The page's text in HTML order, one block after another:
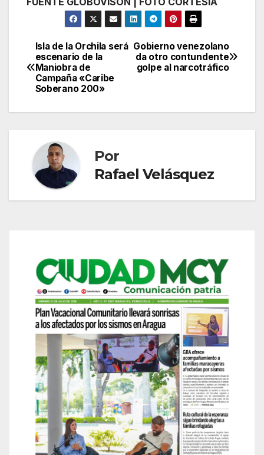
Navegación
de
Gobierno venezolano
da otro contundente
golpe al narcotráfico
Isla de la Orchila será
escenario de la
Maniobra de
Campaña «Caribe
Soberano 200»
Por
Rafael Velásquez